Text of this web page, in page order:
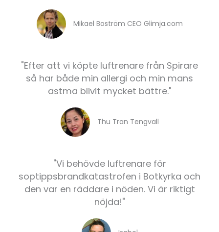
Mikael Boström CEO Glimja.com
"Efter att vi köpte luftrenare från Spirare
så har både min allergi och min mans
astma blivit mycket bättre."
Thu Tran Tengvall
"Vi behövde luftrenare för
soptippsbrandkatastrofen i Botkyrka och
den var en räddare i nöden. Vi är riktigt
nöjda!"